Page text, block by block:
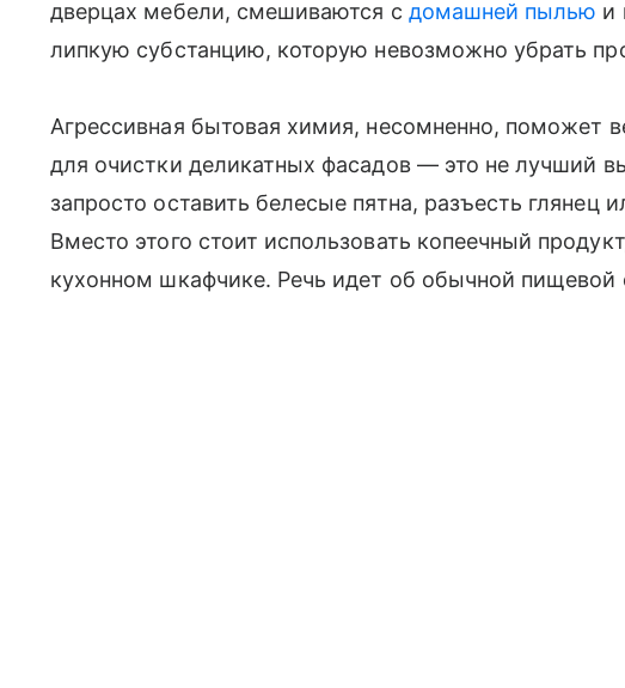
дверцах мебели, смешиваются с домашней пылью и
липкую субстанцию, которую невозможно убрать
Агрессивная бытовая химия, несомненно, поможет
для очистки деликатных фасадов — это не лучший
запросто оставить белесые пятна, разъесть глянец
Вместо этого стоит использовать копеечный
кухонном шкафчике. Речь идет об обычной пищевой